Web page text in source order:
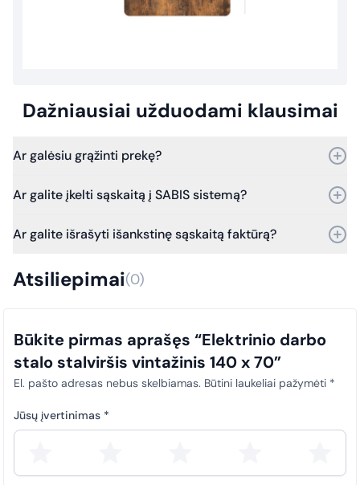
Dažniausiai užduodami klausimai
Ar galėsiu grąžinti prekę?
Bet jei praeis daugiau laiko – vis tiek kreipkitės, ir mes
Ar galite įkelti sąskaitą į SABIS sistemą?
Nuo 2025 m. sausio 1 d. visi viešosios įstaigos pirkimų
sistemą. Šis reikalavimas taikomas visiems pirkimams, siekiant
užtikrinti skaidrumą ir tinkamą atitiktį teisės aktų nuostatoms.
Ar galite išrašyti išankstinę sąskaitą faktūrą?
Atsiliepimai(0)
Būkite pirmas aprašęs “Elektrinio darbo
stalo stalviršis vintažinis 140 x 70”
El. pašto adresas nebus skelbiamas. Būtini laukeliai pažymėti *
Jūsų įvertinimas *